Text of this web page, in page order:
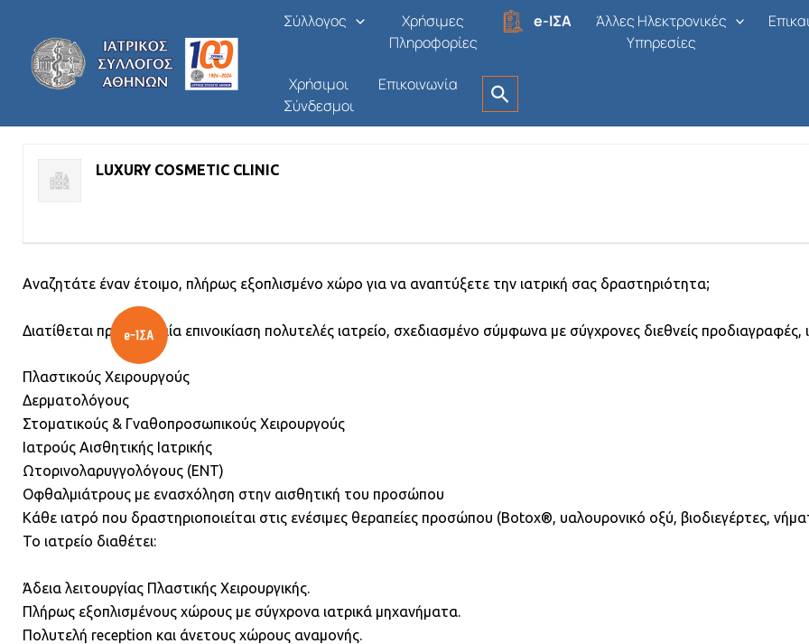
περιεχόμενο
Σύλλογος
Χρήσιμες
Πληροφορίες
e-ΙΣΑ
Άλλες Ηλεκτρονικές
Υπηρεσίες
Χρήσιμοι
Σύνδεσμοι
Επικοινωνία
ΕΠΙΝΟΙΚΙΑΣΗ ΠΛΗΡΩΣ ΕΞΟΠΛΙΣΜΕΝΟΥ ΙΑΤΡΕΙΟΥ
Από/01/07/2026
ΣΥΝΕΡΓΑΣΙΑ ΦΟΡΕΩΝ ΠΦΥ - ΖΗΤΗΣΗ ΣΥΝΕΡΓΑΣΙΑΣ
LUXURY COSMETIC CLINIC
Αναζητάτε έναν έτοιμο, πλήρως εξοπλισμένο χώρο για να αναπτύξετε την ιατρική σας δραστηριότητα;
Διατίθεται προς μηνιαία επινοικίαση πολυτελές ιατρείο, σχεδιασμένο σύμφωνα με σύγχρονες διεθνείς προδιαγραφές,
Πλαστικούς Χειρουργούς
Δερματολόγους
Στοματικούς & Γναθοπροσωπικούς Χειρουργούς
Ιατρούς Αισθητικής Ιατρικής
Ωτορινολαρυγγολόγους (ENT)
Οφθαλμιάτρους με ενασχόληση στην αισθητική του προσώπου
Κάθε ιατρό που δραστηριοποιείται στις ενέσιμες θεραπείες προσώπου (Botox®, υαλουρονικό οξύ, βιοδιεγέρτες,
Το ιατρείο διαθέτει:
Άδεια λειτουργίας Πλαστικής Χειρουργικής.
Πλήρως εξοπλισμένους χώρους με σύγχρονα ιατρικά μηχανήματα.
Πολυτελή reception και άνετους χώρους αναμονής.